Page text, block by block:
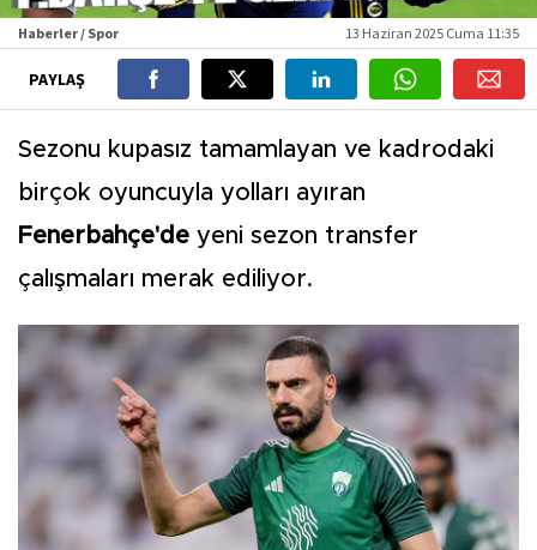
Haberler / Spor 13 Haziran 2025 Cuma 11:35
PAYLAŞ
Sezonu kupasız tamamlayan ve kadrodaki
birçok oyuncuyla yolları ayıran
Fenerbahçe'de yeni sezon transfer
çalışmaları merak ediliyor.